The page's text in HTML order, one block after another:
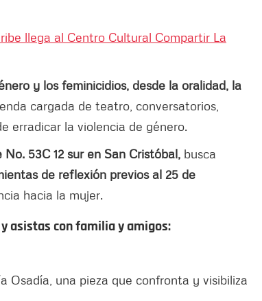
llega al Centro Cultural Compartir La
y los feminicidios, desde la oralidad, la
cargada de teatro, conversatorios,
erradicar la violencia de género.
No. 53C 12 sur en San Cristóbal, busca
de reflexión previos al 25 de
hacia la mujer.
asistas con familia y amigos:
una pieza que confronta y visibiliza